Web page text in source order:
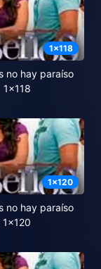
1x118
no hay paraíso
1x118
1x120
no hay paraíso
1x120